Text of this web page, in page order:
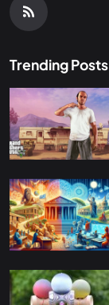
Trending Posts